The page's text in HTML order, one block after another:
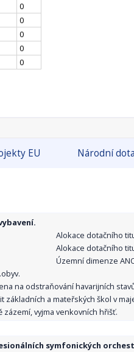
0
0
0
0
0
EU Národní
Alokace dotačního
Alokace dotačního
Územní dimenze
na odstraňování havarijních
základních a mateřských škol v
zázemí, vyjma venkovních hřišť.
symfonických